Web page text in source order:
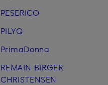
PESERICO
PILYQ
PrimaDonna
REMAIN BIRGER
CHRISTENSEN